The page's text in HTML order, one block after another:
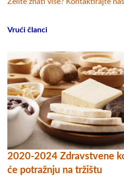
Vrući članci
2020-2024 Zdravstvene
će potražnju na tržištu